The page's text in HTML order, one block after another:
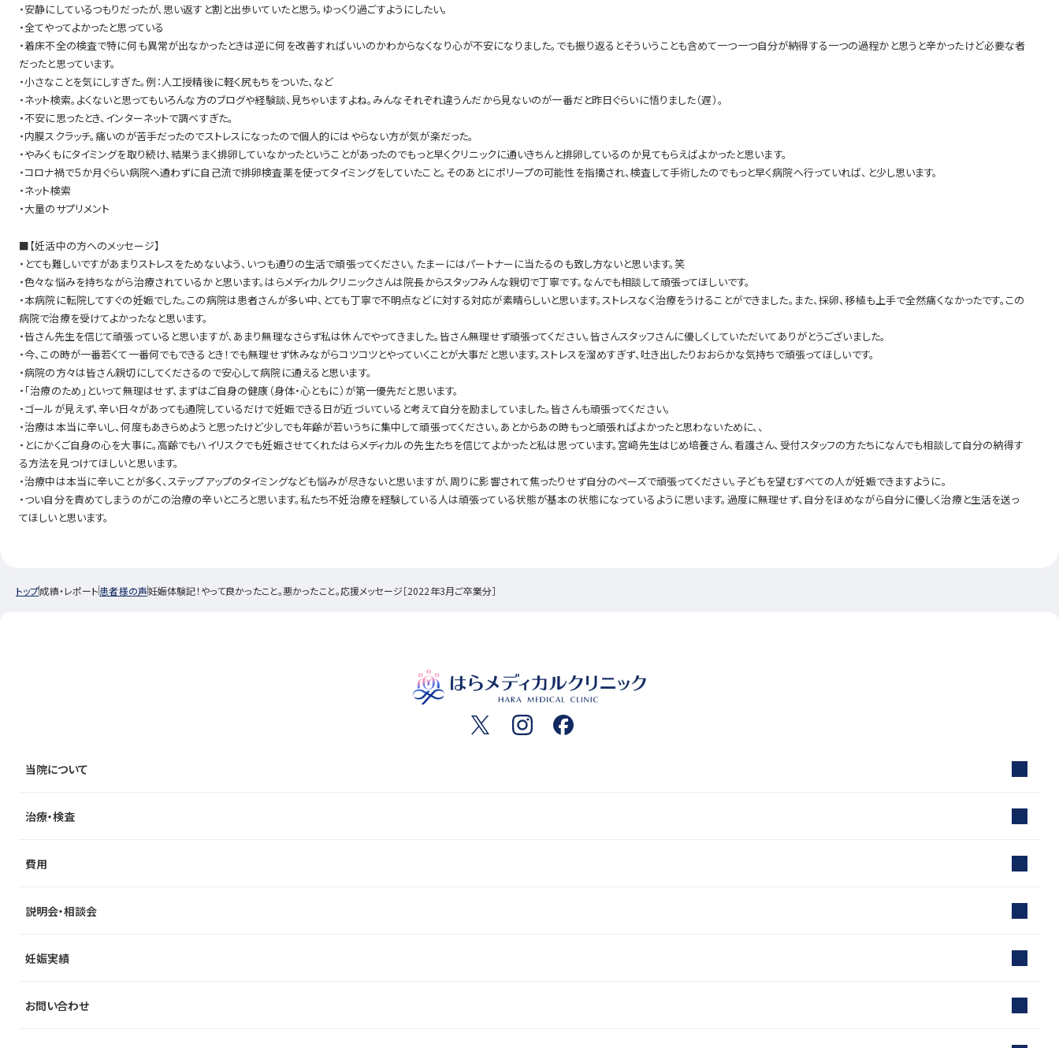
・安静にしているつもりだったが、思い返すと割と出歩いていたと思う。ゆっくり過ごすようにしたい。
・全てやってよかったと思っている
・着床不全の検査で特に何も異常が出なかったときは逆に何を改善すればいいのかわからなくなり心が不安になりました。でも振り返るとそういうことも含めて一つ一つ自分が納得する一つの過程かと思うと辛かったけど必要な者
だったと思っています。
・小さなことを気にしすぎた。例：人工授精後に軽く尻もちをついた、など
・ネット検索。よくないと思ってもいろんな方のブログや経験談、見ちゃいますよね。みんなそれぞれ違うんだから見ないのが一番だと昨日ぐらいに悟りました（遅）。
・不安に思ったとき、インターネットで調べすぎた。
・内膜スクラッチ。痛いのが苦手だったのでストレスになったので個人的にはやらない方が気が楽だった。
・やみくもにタイミングを取り続け、結果うまく排卵していなかったということがあったのでもっと早くクリニックに通いきちんと排卵しているのか見てもらえばよかったと思います。
・コロナ禍で５か月ぐらい病院へ通わずに自己流で排卵検査薬を使ってタイミングをしていたこと。そのあとにポリープの可能性を指摘され、検査して手術したのでもっと早く病院へ行っていれば、と少し思います。
・ネット検索
・大量のサプリメント
■【妊活中の方へのメッセージ】
・とても難しいですがあまりストレスをためないよう、いつも通りの生活で頑張ってください。たまーにはパートナーに当たるのも致し方ないと思います。笑
・色々な悩みを持ちながら治療されているかと思います。はらメディカルクリニックさんは院長からスタッフみんな親切で丁寧です。なんでも相談して頑張ってほしいです。
・本病院に転院してすぐの妊娠でした。この病院は患者さんが多い中、とても丁寧で不明点などに対する対応が素晴らしいと思います。ストレスなく治療をうけることができました。また、採卵、移植も上手で全然痛くなかったです。この
病院で治療を受けてよかったなと思います。
・皆さん先生を信じて頑張っていると思いますが、あまり無理なさらず私は休んでやってきました。皆さん無理せず頑張ってください。皆さんスタッフさんに優しくしていただいてありがとうございました。
・今、この時が一番若くて一番何でもできるとき！でも無理せず休みながらコツコツとやっていくことが大事だと思います。ストレスを溜めすぎず、吐き出したりおおらかな気持ちで頑張ってほしいです。
・病院の方々は皆さん親切にしてくださるので安心して病院に通えると思います。
・「治療のため」といって無理はせず、まずはご自身の健康（身体・心ともに）が第一優先だと思います。
・ゴールが見えず、辛い日々があっても通院しているだけで妊娠できる日が近づいていると考えて自分を励ましていました。皆さんも頑張ってください。
・治療は本当に辛いし、何度もあきらめようと思ったけど少しでも年齢が若いうちに集中して頑張ってください。あとからあの時もっと頑張ればよかったと思わないために、、
・とにかくご自身の心を大事に。高齢でもハイリスクでも妊娠させてくれたはらメディカルの先生たちを信じてよかったと私は思っています。宮﨑先生はじめ培養さん、看護さん、受付スタッフの方たちになんでも相談して自分の納得す
る方法を見つけてほしいと思います。
・治療中は本当に辛いことが多く、ステップアップのタイミングなども悩みが尽きないと思いますが、周りに影響されて焦ったりせず自分のぺーズで頑張ってください。子どもを望むすべての人が妊娠できますように。
・つい自分を責めてしまうのがこの治療の辛いところと思います。私たち不妊治療を経験している人は頑張っている状態が基本の状態になっているように思います。過度に無理せず、自分をほめながら自分に優しく治療と生活を送っ
てほしいと思います。
トップ成績・レポート患者様の声妊娠体験記！やって良かったこと。悪かったこと。応援メッセージ［2022年3月ご卒業分］
当院について
治療・検査
費用
説明会・相談会
妊娠実績
お問い合わせ